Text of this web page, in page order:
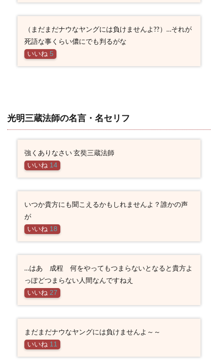
（まだまだナウなヤングには負けませんよ??）…それが
死語な事くらい儂にでも判るがな
いいね 5
光明三蔵法師の名言・名セリフ
強くありなさい 玄奘三蔵法師
いいね 14
いつか貴方にも聞こえるかもしれませんよ？誰かの声
が
いいね 18
…はあ 成程 何をやってもつまらないとなると貴方よ
っぽどつまらない人間なんですねえ
いいね 27
まだまだナウなヤングには負けませんよ～～
いいね 11